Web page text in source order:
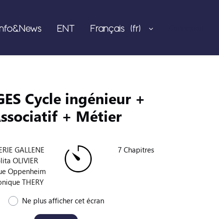
ENT Français ‎(fr)‎
Cycle ingénieur +
+ Métier
GALLENE
OLIVIER
Oppenheim
THERY
7 Chapitres
Ne plus afficher cet écran